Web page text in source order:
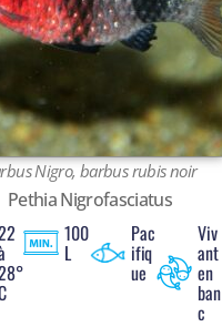
Nigro, barbus rubis noir
Pethia Nigrofasciatus
100
L
Pac
ifiq
ue
Viv
ant
en
ban
c